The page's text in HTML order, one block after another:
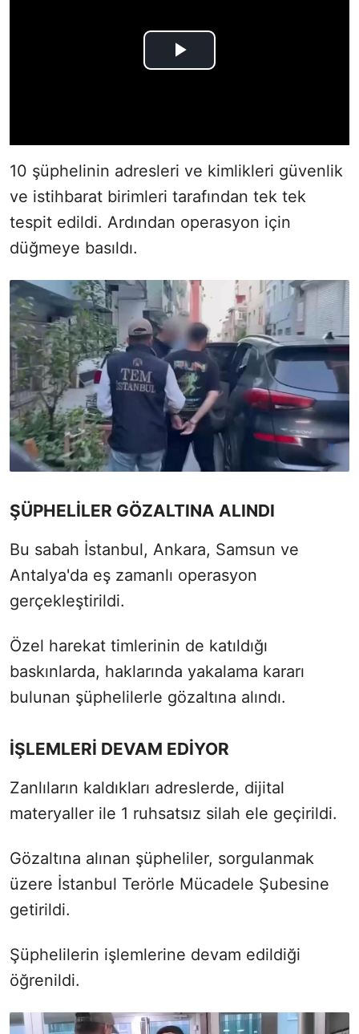
10 şüphelinin adresleri ve kimlikleri güvenlik
ve istihbarat birimleri tarafından tek tek
tespit edildi. Ardından operasyon için
düğmeye basıldı.
ŞÜPHELİLER GÖZALTINA ALINDI
Bu sabah İstanbul, Ankara, Samsun ve
Antalya'da eş zamanlı operasyon
gerçekleştirildi.
Özel harekat timlerinin de katıldığı
baskınlarda, haklarında yakalama kararı
bulunan şüphelilerle gözaltına alındı.
İŞLEMLERİ DEVAM EDİYOR
Zanlıların kaldıkları adreslerde, dijital
materyaller ile 1 ruhsatsız silah ele geçirildi.
Gözaltına alınan şüpheliler, sorgulanmak
üzere İstanbul Terörle Mücadele Şubesine
getirildi.
Şüphelilerin işlemlerine devam edildiği
öğrenildi.